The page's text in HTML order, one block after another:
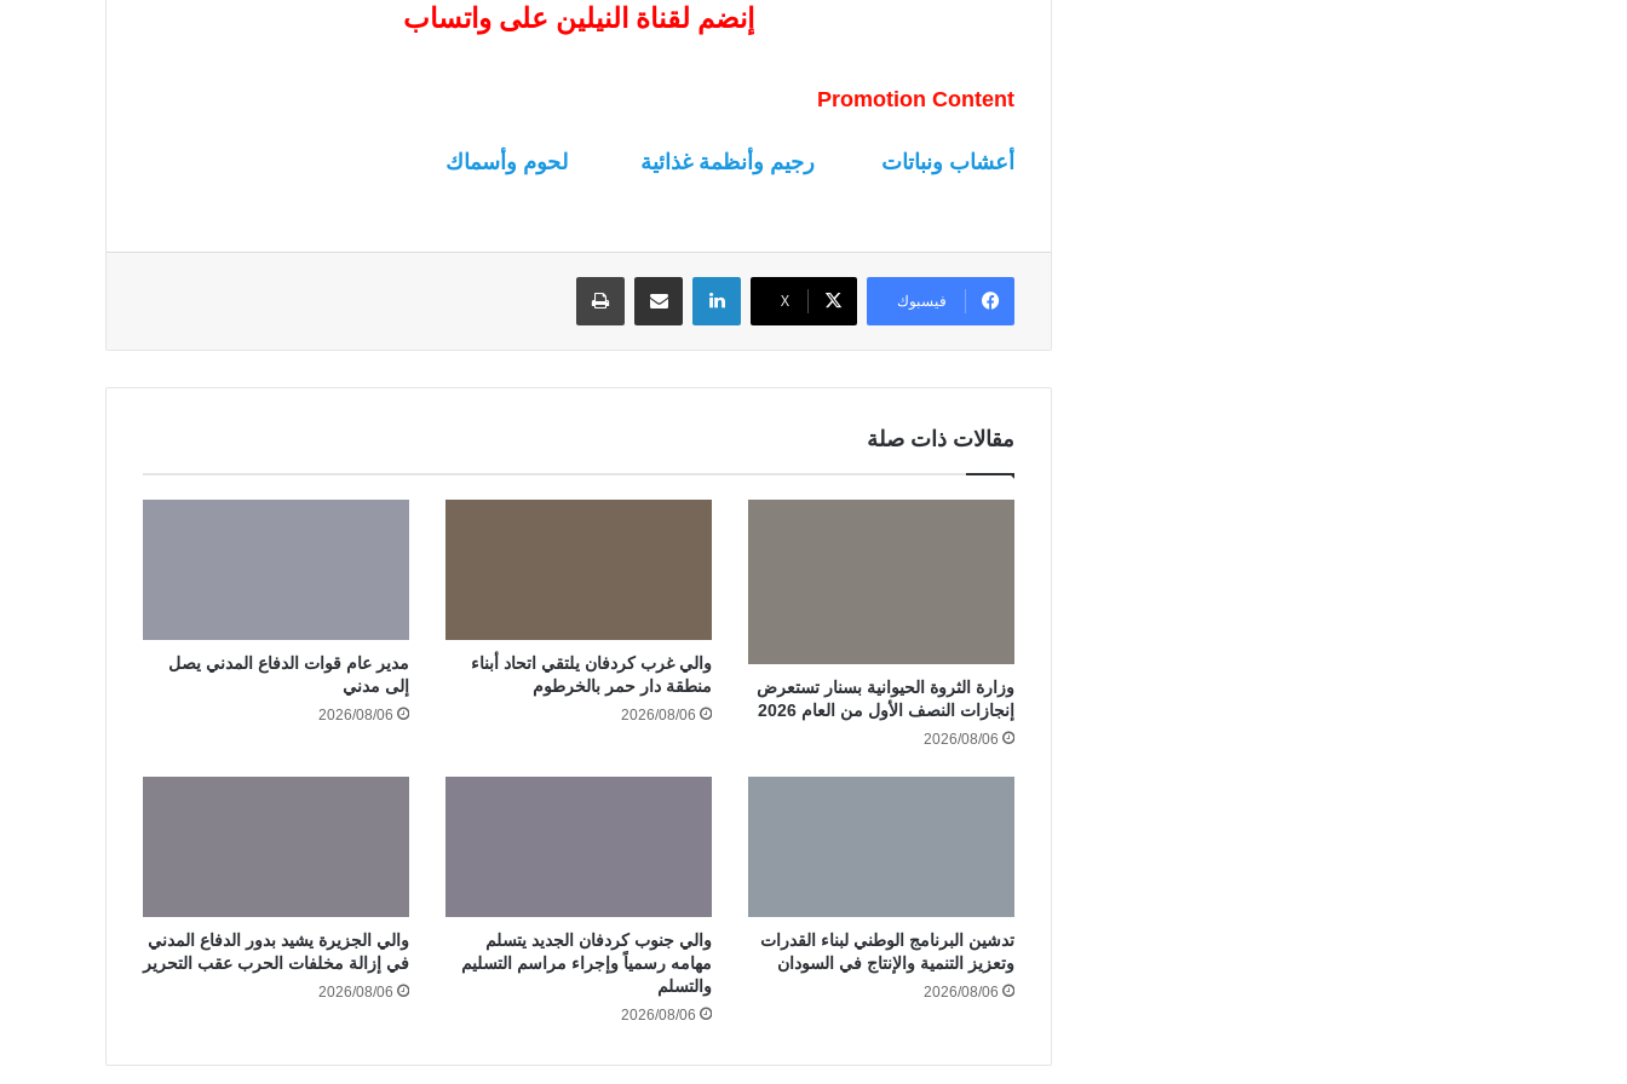
إنضم لقناة النيلين على واتساب
Promotion Content
أعشاب ونباتات رجيم وأنظمة غذائية لحوم وأسماك
فيسبوك ‫X
لينكدإن
مقالات ذات صلة
وزارة الثروة الحيوانية بسنار تستعرض
إنجازات النصف الأول من العام 2026
2026/08/06
والي غرب كردفان يلتقي اتحاد أبناء
منطقة دار حمر بالخرطوم
2026/08/06
مدير عام قوات الدفاع المدني يصل
إلى مدني
2026/08/06
تدشين البرنامج الوطني لبناء القدرات
وتعزيز التنمية والإنتاج في السودان
2026/08/06
والي جنوب كردفان الجديد يتسلم
مهامه رسمياً وإجراء مراسم التسليم
والتسلم
2026/08/06
والي الجزيرة يشيد بدور الدفاع المدني
في إزالة مخلفات الحرب عقب التحرير
2026/08/06